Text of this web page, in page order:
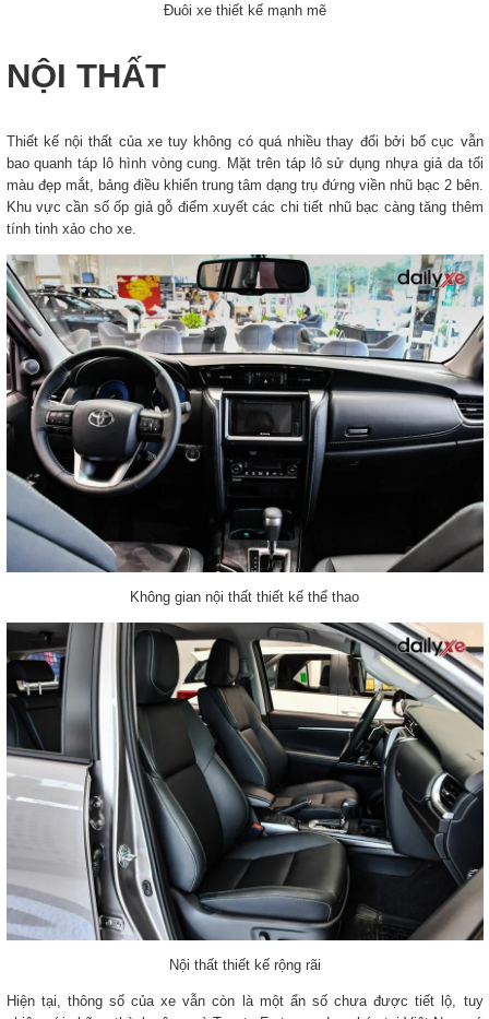
Đuôi xe thiết kế mạnh mẽ
NỘI THẤT
Thiết kế nội thất của xe tuy không có quá nhiều thay đổi bởi bố cục vẫn
bao quanh táp lô hình vòng cung. Mặt trên táp lô sử dụng nhựa giả da tối
màu đẹp mắt, bảng điều khiển trung tâm dạng trụ đứng viền nhũ bạc 2 bên.
Khu vực cần số ốp giả gỗ điểm xuyết các chi tiết nhũ bạc càng tăng thêm
tính tinh xảo cho xe.
Không gian nội thất thiết kế thể thao
Nội thất thiết kế rộng rãi
Hiện tại, thông số của xe vẫn còn là một ẩn số chưa được tiết lộ, tuy